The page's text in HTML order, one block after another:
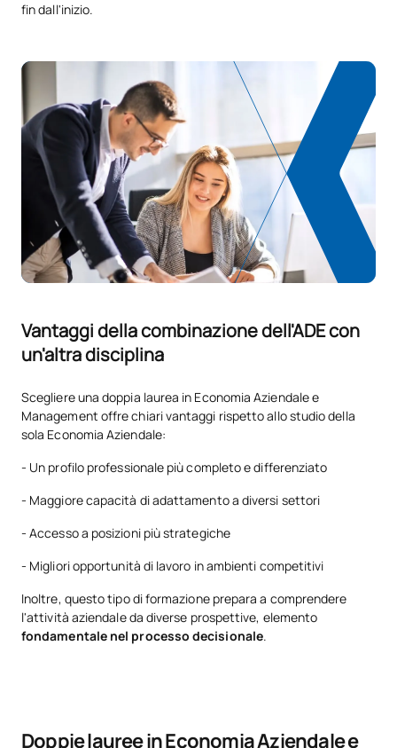
fin dall'inizio.
Vantaggi della combinazione dell'ADE con
un'altra disciplina
Scegliere una doppia laurea in Economia Aziendale e
Management offre chiari vantaggi rispetto allo studio della
sola Economia Aziendale:
- Un profilo professionale più completo e differenziato
- Maggiore capacità di adattamento a diversi settori
- Accesso a posizioni più strategiche
- Migliori opportunità di lavoro in ambienti competitivi
Inoltre, questo tipo di formazione prepara a comprendere
l'attività aziendale da diverse prospettive, elemento
fondamentale nel processo decisionale.
Doppie lauree in Economia Aziendale e